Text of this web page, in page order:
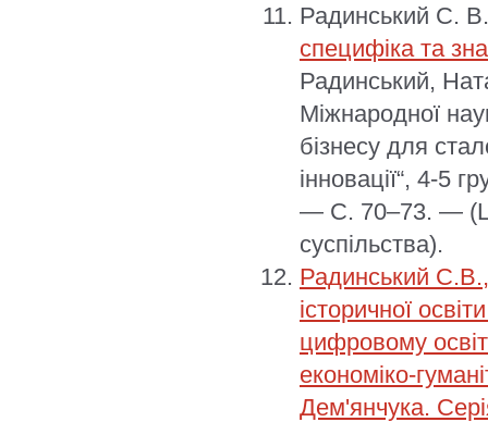
Радинський С.
специфіка та
Радинський,
Міжнародної
бізнесу для
інновації“, 4-5
— С. 70–73. —
суспільства).
Радинський
історичної
цифровому
економіко-
Дем'янчука.